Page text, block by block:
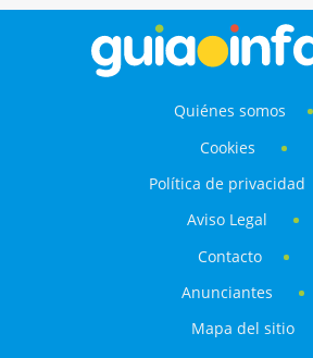
Quiénes somos
Cookies
Política de privacidad
Aviso Legal
Contacto
Anunciantes
Mapa del sitio